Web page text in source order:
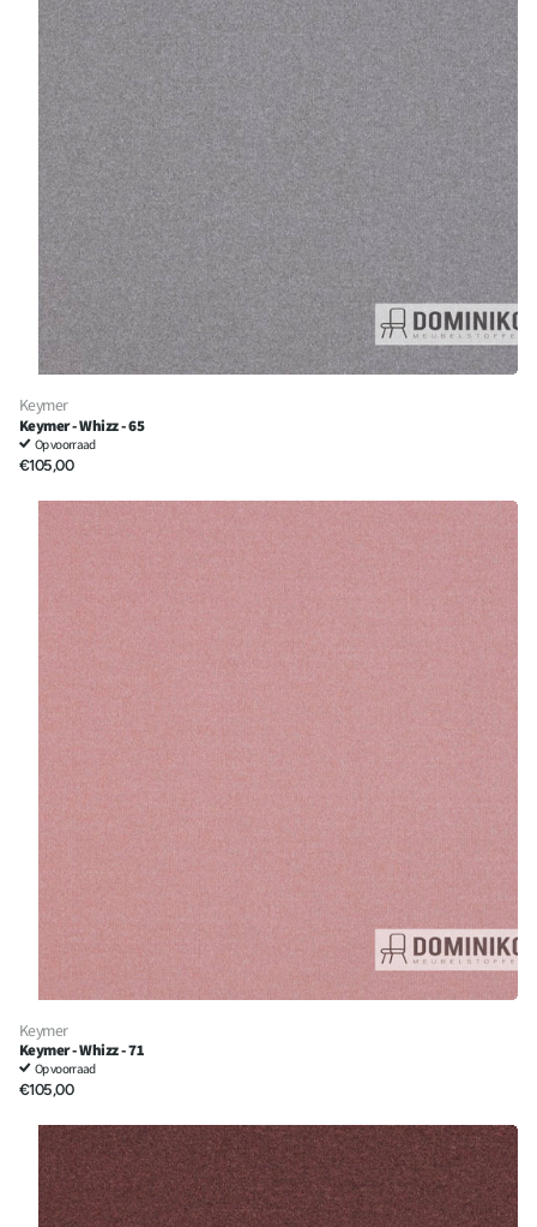
Keymer
Keymer - Whizz - 65
Op voorraad
€105,00
Keymer
Keymer - Whizz - 71
Op voorraad
€105,00